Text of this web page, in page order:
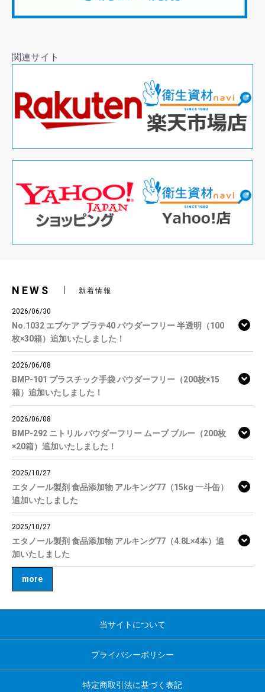
関連サイト
NEWS 新着情報
2026/06/30
No.1032 エブケア プラテ40 パウダーフリー 半透明（100
枚×30箱）追加いたしました！
2026/06/08
BMP-101 プラスチック手袋 パウダーフリー（200枚×15
箱）追加いたしました！
2026/06/08
BMP-292 ニトリル パウダーフリー ムーブ ブルー（200枚
×20箱）追加いたしました！
2025/10/27
エタノール製剤 食品添加物 アルキング77（15kg 一斗缶）
追加いたしました
2025/10/27
エタノール製剤 食品添加物 アルキング77（4.8L×4本）追
加いたしました
more
当サイトについて
プライバシーポリシー
特定商取引法に基づく表記